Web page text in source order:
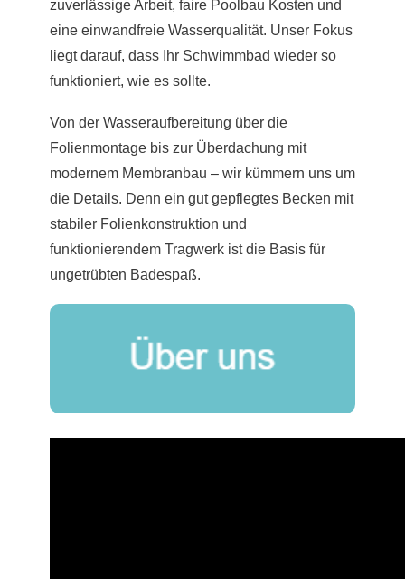
zuverlässige Arbeit, faire Poolbau Kosten und
eine einwandfreie Wasserqualität. Unser Fokus
liegt darauf, dass Ihr Schwimmbad wieder so
funktioniert, wie es sollte.
Von der Wasseraufbereitung über die
Folienmontage bis zur Überdachung mit
modernem Membranbau – wir kümmern uns um
die Details. Denn ein gut gepflegtes Becken mit
stabiler Folienkonstruktion und
funktionierendem Tragwerk ist die Basis für
ungetrübten Badespaß.